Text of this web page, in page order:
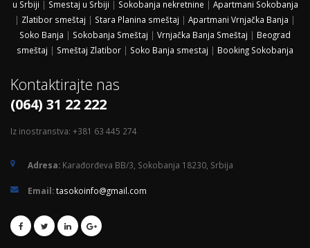
u Srbiji | Smestaj u Srbiji | Sokobanja nekretnine | Apartmani Sokobanja
| Zlatibor smeštaj | Stara Planina smeštaj | Apartmani Vrnjačka Banja |
Soko Banja | Sokobanja Smeštaj | Vrnjačka Banja Smeštaj | Beograd
smeštaj | Smeštaj Zlatibor | Soko Banja smestaj | Booking Sokobanja
Kontaktirajte nas
(064) 31 22 222
Iz inostranstva: +381 63 445 274
Adresa: Karađorđeva BB/3, Sokobanja 18230, Srbija
Email:tasokoinfo@gmail.com